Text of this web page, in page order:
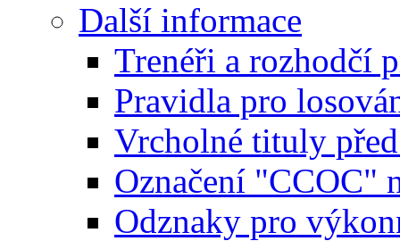
Další informace
Trenéři a rozhodčí
Pravidla pro
Vrcholné tituly
Označení "CCOC"
Odznaky pro